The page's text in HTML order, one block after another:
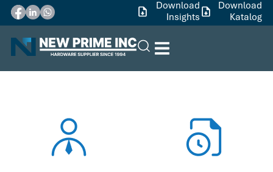
Download
Insights
Download
Katalog